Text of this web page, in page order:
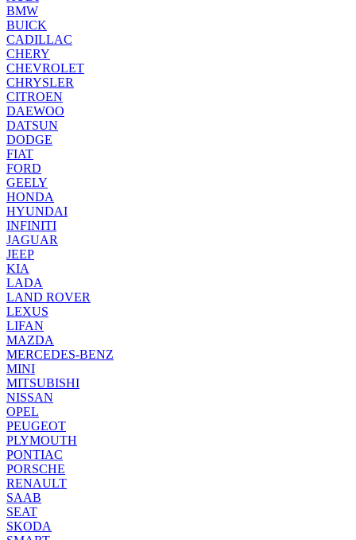
BMW
BUICK
CADILLAC
CHERY
CHEVROLET
CHRYSLER
CITROEN
DAEWOO
DATSUN
DODGE
FIAT
FORD
GEELY
HONDA
HYUNDAI
INFINITI
JAGUAR
JEEP
KIA
LADA
LAND ROVER
LEXUS
LIFAN
MAZDA
MERCEDES-BENZ
MINI
MITSUBISHI
NISSAN
OPEL
PEUGEOT
PLYMOUTH
PONTIAC
PORSCHE
RENAULT
SAAB
SEAT
SKODA